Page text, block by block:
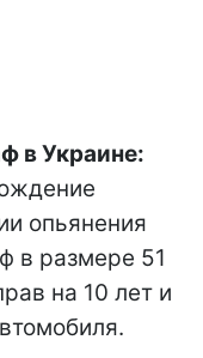
в Украине:
опьянения
в размере 51
на 10 лет и